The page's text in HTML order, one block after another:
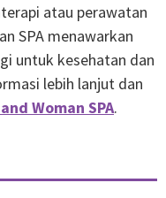
atau perawatan
SPA menawarkan
untuk kesehatan dan
lebih lanjut dan
Woman SPA.